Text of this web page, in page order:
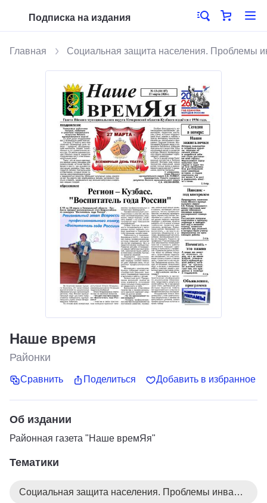
Подписка на издания
Главная Социальная защита населения. Проблемы
Наше время
Районки
Сравнить Поделиться Добавить в избранное
Об издании
Районная газета "Наше времЯя"
Тематики
Социальная защита населения. Проблемы инвалидов